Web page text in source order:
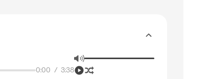
0:00 / 3:38